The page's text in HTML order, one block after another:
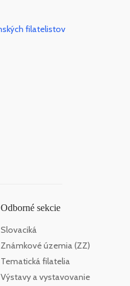
Odborné sekcie
Slovaciká
Známkové územia (ZZ)
Tematická filatelia
Výstavy a vystavovanie